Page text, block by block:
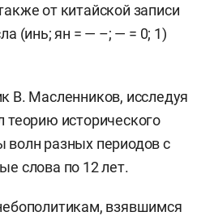
от китайской записи
(инь; ян = — –; — = 0; 1)
В. Масленников, исследуя
теорию исторического
волн разных периодов с
слова по 12 лет.
взявшимся